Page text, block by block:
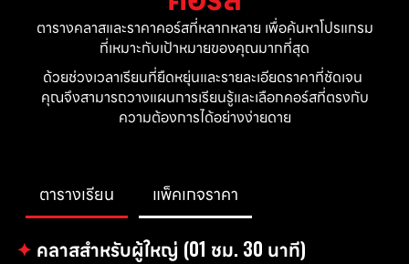
ตารางคลาสและราคาคอร์สที่หลากหลาย เพื่อค้นหาโปรแกรม
ที่เหมาะกับเป้าหมายของคุณมากที่สุด
ด้วยช่วงเวลาเรียนที่ยืดหยุ่นและรายละเอียดราคาที่ชัดเจน
คุณจึงสามารถวางแผนการเรียนรู้และเลือกคอร์สที่ตรงกับ
ความต้องการได้อย่างง่ายดาย
ตารางเรียน แพ็คเกจราคา
✦ คลาสสำหรับผู้ใหญ่ (01 ชม. 30 นาที)